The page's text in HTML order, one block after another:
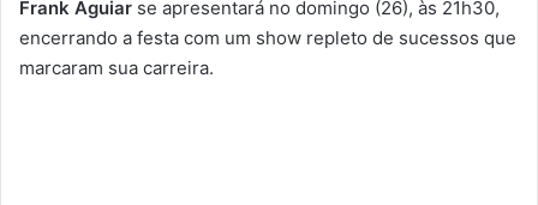
Frank Aguiar se apresentará no domingo (26), às 21h30,
encerrando a festa com um show repleto de sucessos que
marcaram sua carreira.